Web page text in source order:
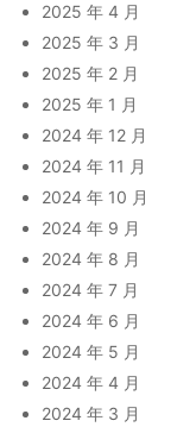
2025 年 4 月
2025 年 3 月
2025 年 2 月
2025 年 1 月
2024 年 12 月
2024 年 11 月
2024 年 10 月
2024 年 9 月
2024 年 8 月
2024 年 7 月
2024 年 6 月
2024 年 5 月
2024 年 4 月
2024 年 3 月